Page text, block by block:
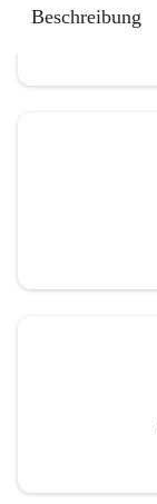
Beschreibung